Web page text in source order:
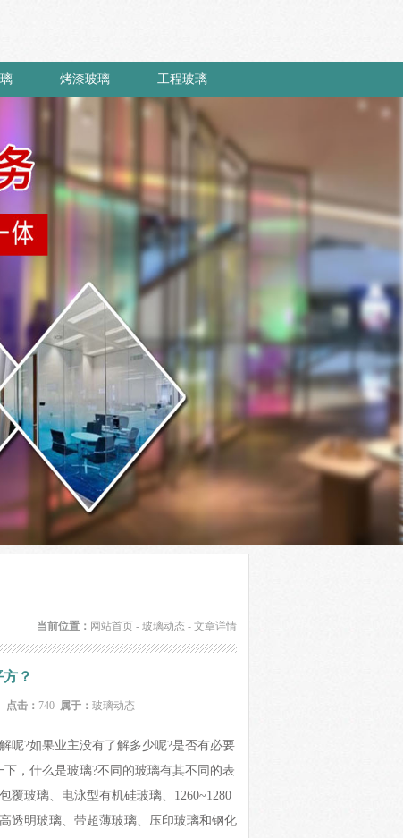
烤漆玻璃 工程玻璃
当前位置： 网站首页 - 玻璃动态 - 文章详情
？
点击： 740 属于： 玻璃动态
呢?如果业主没有了解多少呢?是否有必要
，什么是玻璃?不同的玻璃有其不同的表
覆玻璃、电泳型有机硅玻璃、1260~1280
透明玻璃、带超薄玻璃、压印玻璃和钢化